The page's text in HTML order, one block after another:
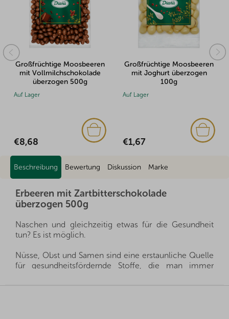
Großfrüchtige Moosbeeren
mit Vollmilchschokolade
überzogen 500g
Auf Lager
€8,68
Großfrüchtige Moosbeeren
mit Joghurt überzogen
100g
Auf Lager
€1,67
Beschreibung Bewertung Diskussion Marke
Erbeeren mit Zartbitterschokolade
überzogen 500g
Naschen und gleichzeitig etwas für die Gesundheit
tun? Es ist möglich.
Nüsse, Obst und Samen sind eine erstaunliche Quelle
für gesundheitsfördernde Stoffe, die man immer
hervorragend. Sie sind ein gesunder und schneller